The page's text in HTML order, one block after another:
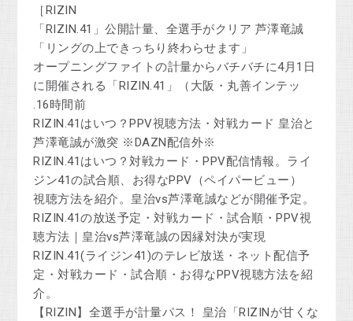
［RIZIN
「RIZIN.41」公開計量、全選手がクリア 芦澤竜誠
「リングの上できっちり終わらせます」
オープニングファイトの計量からバチバチに4月1日
に開催される「RIZIN.41」（大阪・丸善インテッ
.16時間前
RIZIN.41はいつ？PPV視聴方法・対戦カード 皇治と
芦澤竜誠が激突 ※DAZN配信外※
RIZIN.41はいつ？対戦カード・PPV配信情報。ライ
ジン41の試合順、お得なPPV（ペイパービュー）
視聴方法を紹介。皇治vs芦澤竜誠などが開催予定。
RIZIN.41の放送予定・対戦カード・試合順・PPV視
聴方法｜皇治vs芦澤竜誠の因縁対決が実現
RIZIN.41(ライジン41)のテレビ放送・ネット配信予
定・対戦カード・試合順・お得なPPV視聴方法を紹
介。
【RIZIN】全選手が計量パス！ 皇治「RIZINが甘くな